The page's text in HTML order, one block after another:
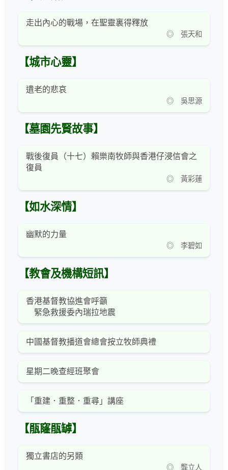
走出內心的戰場，在聖靈裏得釋放
◎ 張天和
【城市心靈】
遺老的悲哀
◎ 吳思源
【墓園先賢故事】
戰後復員（十七）賴樂南牧師與香港仔浸信會之
復員
◎ 黃彩蓮
【如水深情】
幽默的力量
◎ 李碧如
【教會及機構短訊】
香港基督教協進會呼籲
緊急救援委內瑞拉地震
中國基督教播道會總會按立牧師典禮
星期二晚查經班聚會
「重建．重整．重尋」講座
【瓹窿瓹罅】
獨立書店的另類
◎ 龔立人